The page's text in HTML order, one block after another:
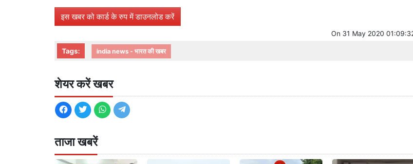
इस खबर को कार्ड के रुप में डाउनलोड करें
On 31 May 2020
Tags: india news - भारत की खबर
शेयर करें खबर
ताजा खबरें